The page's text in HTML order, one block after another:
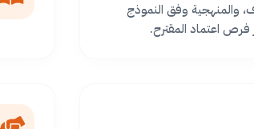
والمنهجية وفق النموذج
اعتماد المقترح.